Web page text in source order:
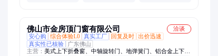
佛山市金房顶门窗有限公司
洽谈
安心购
综合体验L0 真实工厂 回复及时 出价迅速
真实性已核验
广东佛山
主营： 美式上下折叠窗、中轴旋转门、地弹簧门、铝合金上下提